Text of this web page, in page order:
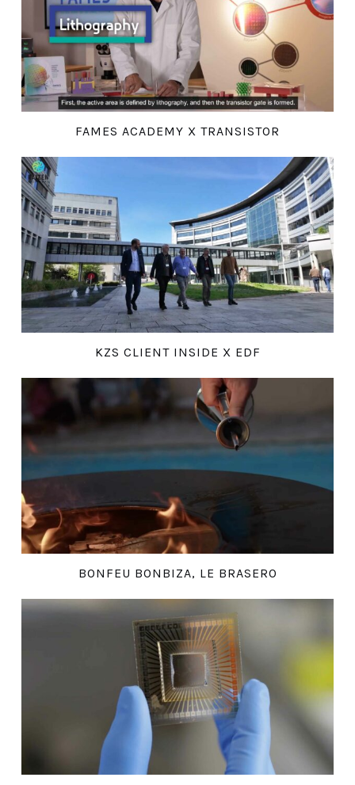
FAMES ACADEMY X TRANSISTOR
KZS CLIENT INSIDE X EDF
BONFEU BONBIZA, LE BRASERO